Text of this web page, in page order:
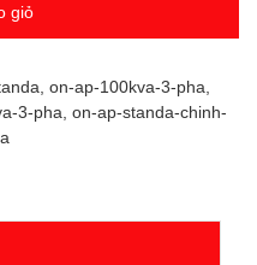
giỏ
on-ap-100kva-3-pha
3-pha on-ap-standa-chinh-